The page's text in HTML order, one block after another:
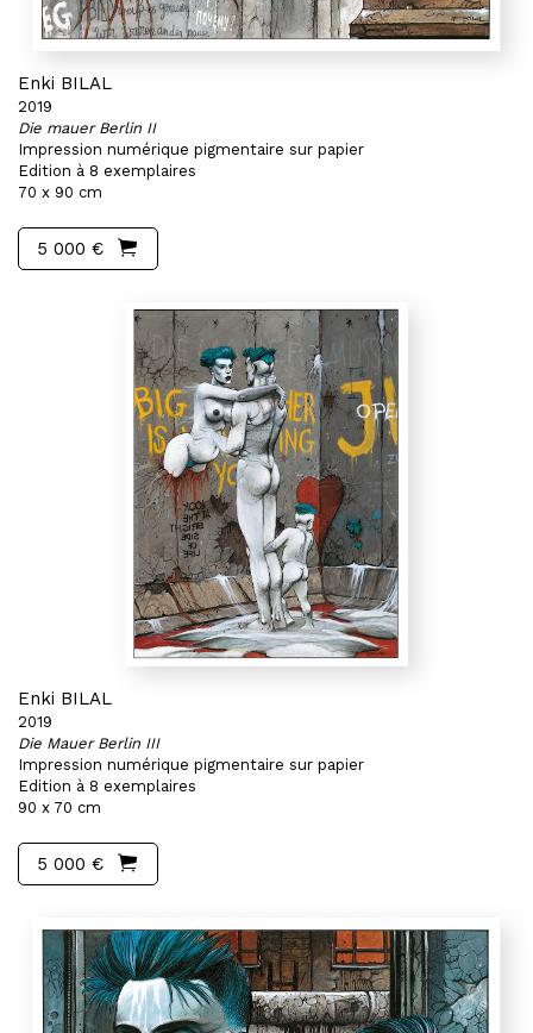
Enki BILAL
2019
Die mauer Berlin II
Impression numérique pigmentaire sur papier
Edition à 8 exemplaires
70 x 90 cm
5 000 €
Enki BILAL
2019
Die Mauer Berlin III
Impression numérique pigmentaire sur papier
Edition à 8 exemplaires
90 x 70 cm
5 000 €